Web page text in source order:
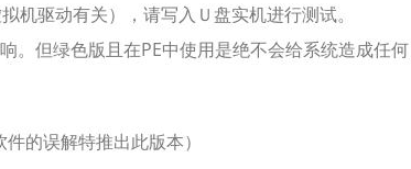
驱动有关），请写入Ｕ盘实机进行测试。
。但绿色版且在PE中使用是绝不会给系统造成任何
的误解特推出此版本）